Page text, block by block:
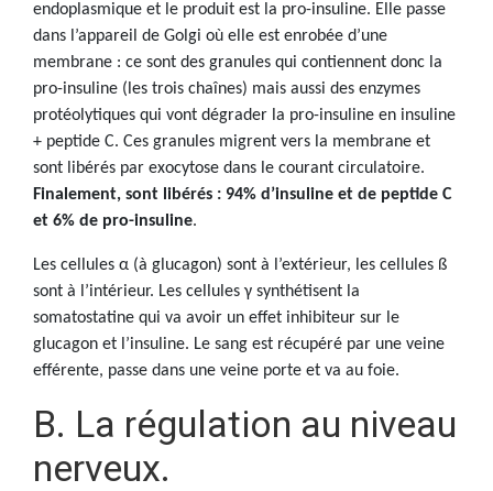
endoplasmique et le produit est la pro-insuline. Elle passe
dans l’appareil de Golgi où elle est enrobée d’une
membrane : ce sont des granules qui contiennent donc la
pro-insuline (les trois chaînes) mais aussi des enzymes
protéolytiques qui vont dégrader la pro-insuline en insuline
+ peptide C. Ces granules migrent vers la membrane et
sont libérés par exocytose dans le courant circulatoire.
Finalement, sont libérés : 94% d’insuline et de peptide C
et 6% de pro-insuline.
Les cellules α (à glucagon) sont à l’extérieur, les cellules ß
sont à l’intérieur. Les cellules γ synthétisent la
somatostatine qui va avoir un effet inhibiteur sur le
glucagon et l’insuline. Le sang est récupéré par une veine
efférente, passe dans une veine porte et va au foie.
B. La régulation au niveau
nerveux.